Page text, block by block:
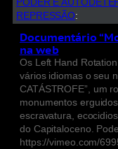
PODER E
REPRESSÃO:
Documentário
na web
Os Left Hand
vários idiomas o seu
CATÁSTROFE”, um
monumentos
escravatura,
do Capitaloceno.
https://vimeo.com/